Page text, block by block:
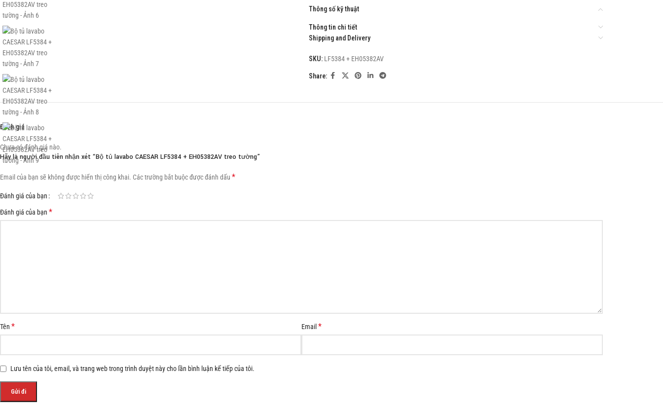
Thông số kỹ thuật
Thông tin chi tiết
Shipping and Delivery
SKU: LF5384 + EH05382AV
Share:
Đánh giá
Chưa có đánh giá nào.
Hãy là người đầu tiên nhận xét “Bộ tủ lavabo CAESAR LF5384 + EH05382AV treo tường”
Email của bạn sẽ không được hiển thị công khai. Các trường bắt buộc được đánh dấu *
Đánh giá của bạn
Đánh giá của bạn *
Tên * Email *
Lưu tên của tôi, email, và trang web trong trình duyệt này cho lần bình luận kế tiếp của tôi.